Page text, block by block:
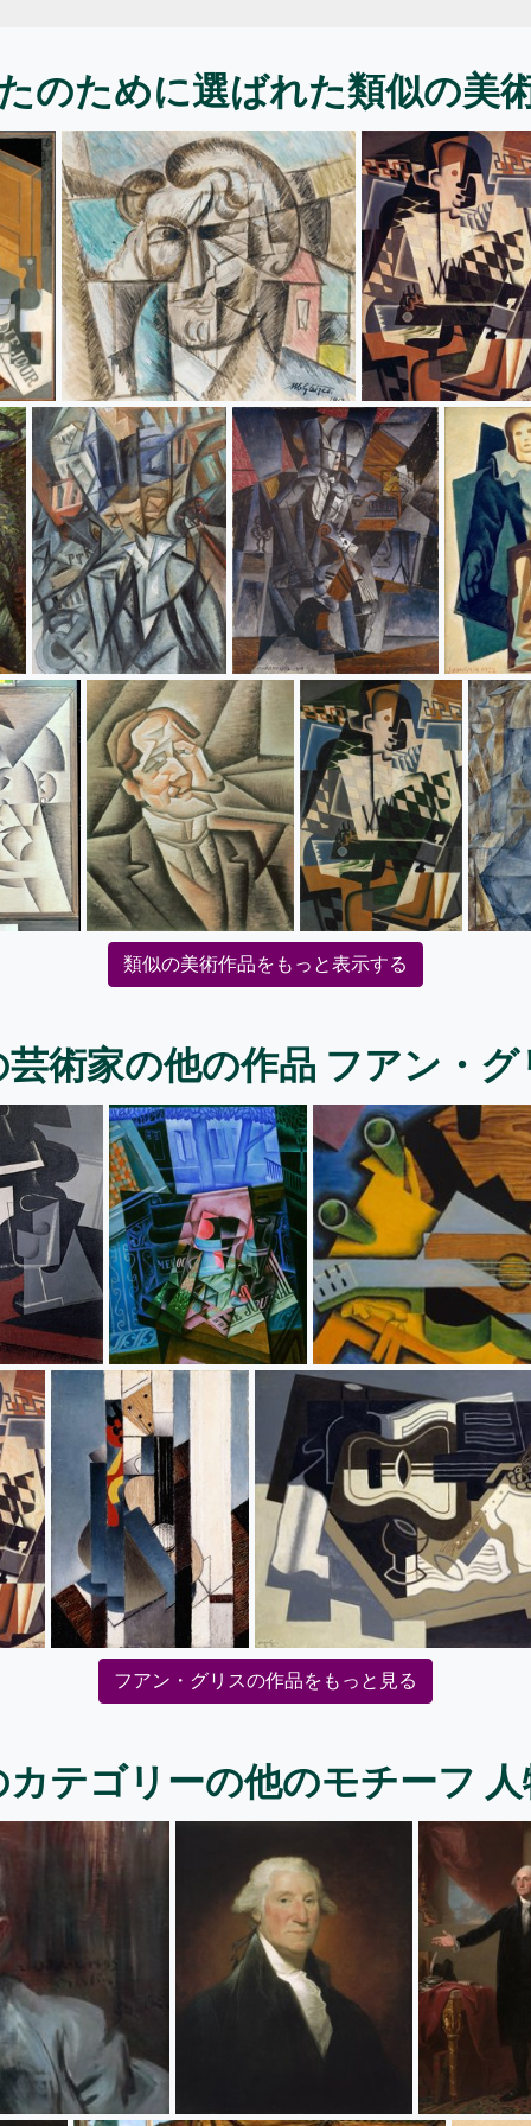
のために選ばれた類似の美
類似の美術作品をもっと表示する
芸術家の他の作品 フアン・グ
フアン・グリスの作品をもっと見る
カテゴリーの他のモチーフ 人